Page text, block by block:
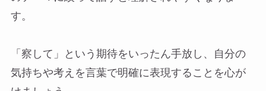
す。
「察して」という期待をいったん手放し、自分の
気持ちや考えを言葉で明確に表現することを心が